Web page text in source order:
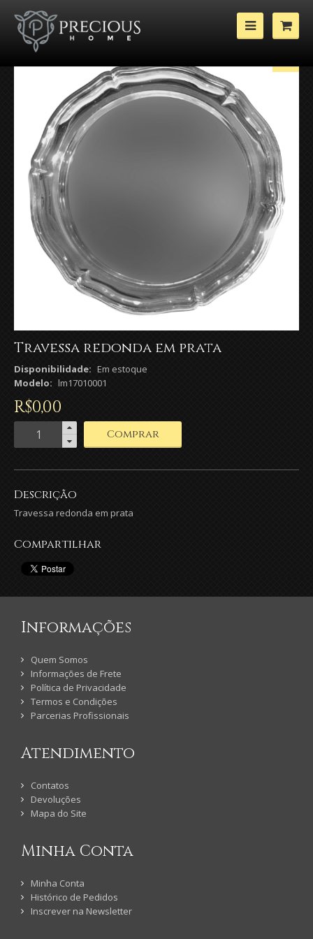
Travessa redonda em prata
Disponibilidade: Em estoque
Modelo: lm17010001
R$0,00
Comprar
Descrição
Travessa redonda em prata
Compartilhar
Informações
Quem Somos
Informações de Frete
Política de Privacidade
Termos e Condições
Parcerias Profissionais
Atendimento
Contatos
Devoluções
Mapa do Site
Minha Conta
Minha Conta
Histórico de Pedidos
Inscrever na Newsletter